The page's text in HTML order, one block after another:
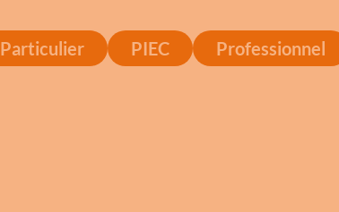
Particulier PIEC Professionnel